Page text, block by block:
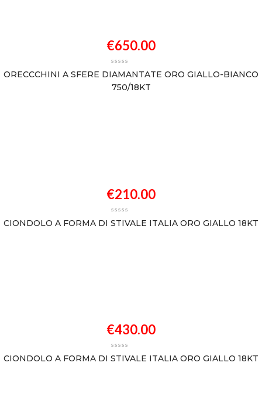
ORECCCHINI A SFERE DIAMANTATE ORO GIALLO-BIANCO
750/18KT
€650.00
CIONDOLO A FORMA DI STIVALE ITALIA ORO GIALLO 18KT
€210.00
CIONDOLO A FORMA DI STIVALE ITALIA ORO GIALLO 18KT
€430.00